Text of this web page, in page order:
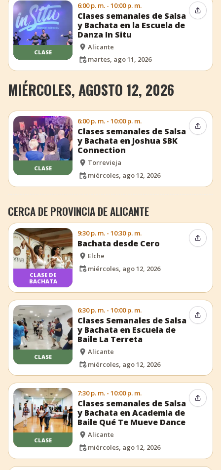
CLASE
6:00 p. m. - 10:00 p. m.
Clases semanales de Salsa
y Bachata en la Escuela de
Danza In Situ
Alicante
martes, ago 11, 2026
MIÉRCOLES, AGOSTO 12, 2026
CLASE
6:00 p. m. - 10:00 p. m.
Clases semanales de Salsa
y Bachata en Joshua SBK
Connection
Torrevieja
miércoles, ago 12, 2026
CERCA DE PROVINCIA DE ALICANTE
CLASE DE
BACHATA
9:30 p. m. - 10:30 p. m.
Bachata desde Cero
Elche
miércoles, ago 12, 2026
CLASE
6:30 p. m. - 10:00 p. m.
Clases Semanales de Salsa
y Bachata en Escuela de
Baile La Terreta
Alicante
miércoles, ago 12, 2026
CLASE
7:30 p. m. - 10:00 p. m.
Clases semanales de Salsa
y Bachata en Academia de
Baile Qué Te Mueve Dance
Alicante
miércoles, ago 12, 2026